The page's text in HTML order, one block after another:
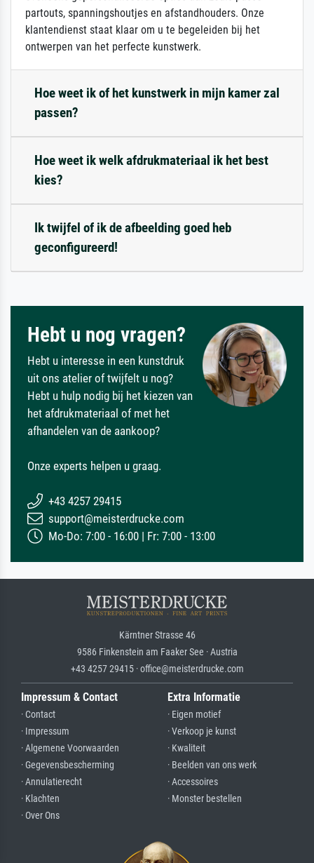
partouts, spanningshoutjes en afstandhouders. Onze
klantendienst staat klaar om u te begeleiden bij het
ontwerpen van het perfecte kunstwerk.
Hoe weet ik of het kunstwerk in mijn kamer zal
passen?
Hoe weet ik welk afdrukmateriaal ik het best
kies?
Ik twijfel of ik de afbeelding goed heb
geconfigureerd!
Hebt u nog vragen?
Hebt u interesse in een kunstdruk
uit ons atelier of twijfelt u nog?
Hebt u hulp nodig bij het kiezen van
het afdrukmateriaal of met het
afhandelen van de aankoop?
Onze experts helpen u graag.
+43 4257 29415
support@meisterdrucke.com
Mo-Do: 7:00 - 16:00 | Fr: 7:00 - 13:00
Kärntner Strasse 46
9586 Finkenstein am Faaker See · Austria
+43 4257 29415 · office@meisterdrucke.com
Impressum & Contact
· Contact
· Impressum
· Algemene Voorwaarden
· Gegevensbescherming
· Annulatierecht
· Klachten
· Over Ons
Extra Informatie
· Eigen motief
· Verkoop je kunst
· Kwaliteit
· Beelden van ons werk
· Accessoires
· Monster bestellen